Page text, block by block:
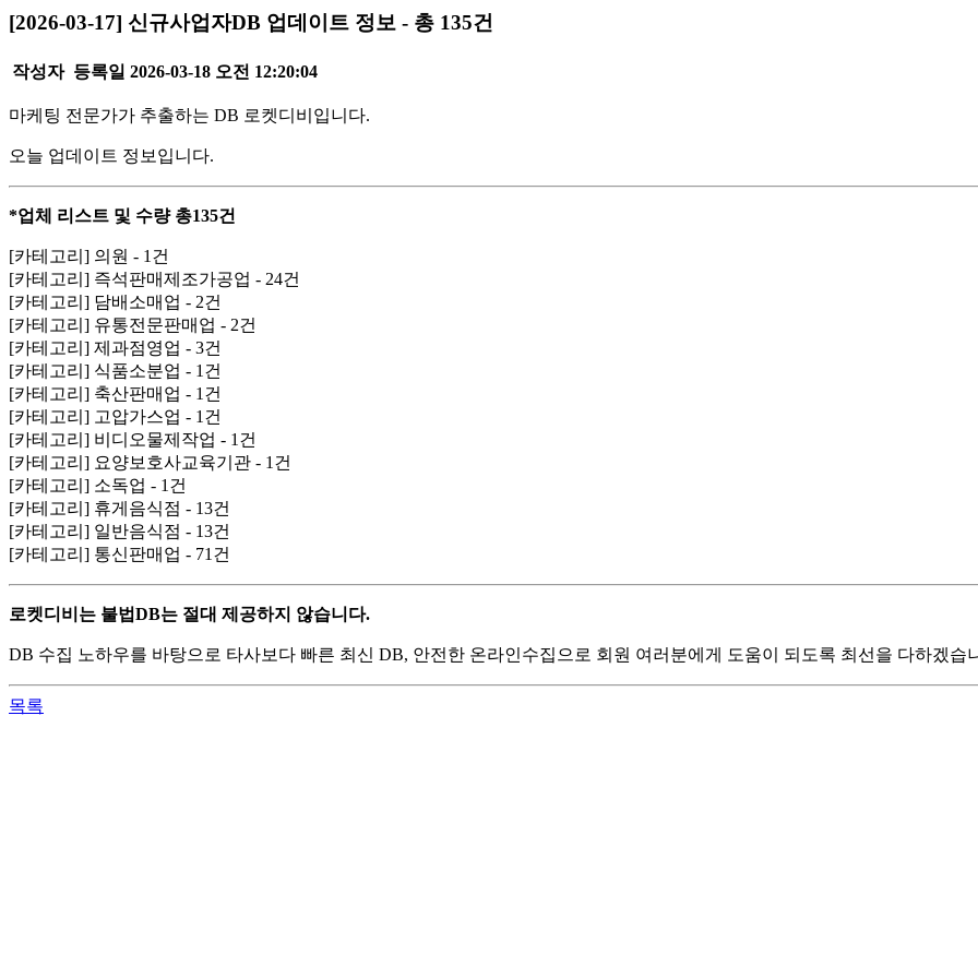
[2026-03-17] 신규사업자DB 업데이트 정보 - 총 135건
작성자 등록일 2026-03-18 오전 12:20:04
마케팅 전문가가 추출하는 DB 로켓디비입니다.
오늘 업데이트 정보입니다.
*업체 리스트 및 수량 총135건
[카테고리] 의원 - 1건
[카테고리] 즉석판매제조가공업 - 24건
[카테고리] 담배소매업 - 2건
[카테고리] 유통전문판매업 - 2건
[카테고리] 제과점영업 - 3건
[카테고리] 식품소분업 - 1건
[카테고리] 축산판매업 - 1건
[카테고리] 고압가스업 - 1건
[카테고리] 비디오물제작업 - 1건
[카테고리] 요양보호사교육기관 - 1건
[카테고리] 소독업 - 1건
[카테고리] 휴게음식점 - 13건
[카테고리] 일반음식점 - 13건
[카테고리] 통신판매업 - 71건
로켓디비는 불법DB는 절대 제공하지 않습니다.
DB 수집 노하우를 바탕으로 타사보다 빠른 최신 DB, 안전한 온라인수집으로 회원 여러분에게 도움이 되도록 최선을 다하겠습
목록